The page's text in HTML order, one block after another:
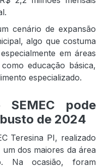
cenário de expansão
algo que costuma
em áreas
educação básica,
especializado.
SEMEC pode
de 2024
Teresina PI, realizado
dos maiores da área
Na ocasião, foram